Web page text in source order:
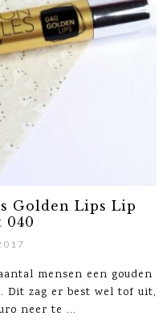
Golden Lips Lip
040
mensen een gouden
Dit zag er best wel tof uit,
neer te ...